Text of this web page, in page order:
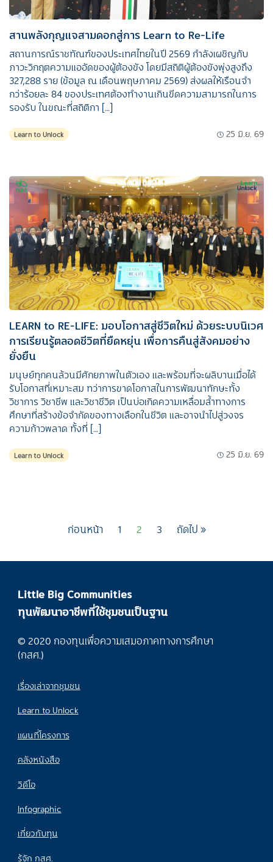
สานพลังกุญแจสามดอกสู่การ Learn to Re-Life
สถานการณ์ราชทัณฑ์ของประเทศไทยในปี 2569 กําลังเผชิญกับ
ภาวะวิกฤตความแออัดของผู้ต้องขัง โดยมีสถิติผู้ต้องขังพุ่งสูงถึง
327,288 ราย (ข้อมูล ณ เดือนพฤษภาคม 2569) ส่งผลให้เรือนจํา
กว่าร้อยละ 84 ของประเทศต้องทํางานเกินขีดความสามารถในการ
รองรับ ในขณะที่สถิติกา […]
Learn to Unlock 25 มิ.ย. 69
LEARN to RE-LIFE: มอบโอกาสสู่ชีวิตใหม่ ด้วยระบบนิเวศ
การเรียนรู้ตลอดชีวิตที่ยืดหยุ่น เพื่อการคืนสู่สังคมอย่าง
ยั่งยืน
มนุษย์ทุกคนล้วนมีศักยภาพในตัวเอง และพร้อมที่จะผลิบานเมื่อได้
รับโอกาสที่เหมาะสม ทว่าการขาดโอกาสในการพัฒนาทักษะทั้ง
วิชาการ วิชาชีพ และวิชาชีวิต เป็นบ่อเกิดความเหลื่อมล้ำทางการ
ศึกษาที่สร้างข้อจำกัดของทางเลือกในชีวิต และอาจนำไปสู่วงจร
ความก้าวพลาด ทั้งที่ […]
Learn to Unlock 25 มิ.ย. 69
ก่อนหน้า 1 2 3 ถัดไป »
Little Big Communities
ทุนพัฒนาอาชีพที่ใช้ชุมชนเป็นฐาน
© 2020 กองทุนเพื่อความเสมอภาคทางการศึกษา
(กสศ.)
เรื่องเล่าจากชุมชน
Learn to Unlock
แผนที่โครงการ
คลังหนังสือ
วิดีโอ
Infographic
เกี่ยวกับทุน
รู้จัก กสศ.